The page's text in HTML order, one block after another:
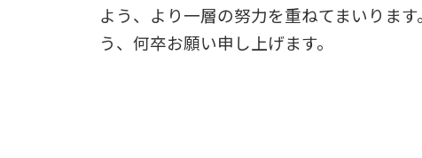
よう、より一層の努力を重ねてまいりま
う、何卒お願い申し上げます。